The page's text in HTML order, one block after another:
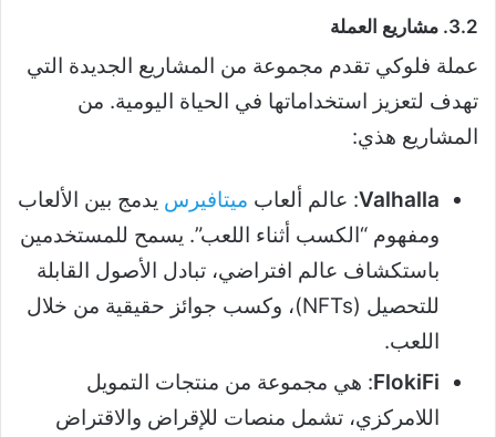
3.2. مشاريع العملة
عملة فلوكي تقدم مجموعة من المشاريع الجديدة التي
تهدف لتعزيز استخداماتها في الحياة اليومية. من
المشاريع هذي:
Valhalla: عالم ألعاب ميتافيرس يدمج بين الألعاب
ومفهوم “الكسب أثناء اللعب”. يسمح للمستخدمين
باستكشاف عالم افتراضي، تبادل الأصول القابلة
للتحصيل (NFTs)، وكسب جوائز حقيقية من خلال
اللعب.
FlokiFi: هي مجموعة من منتجات التمويل
اللامركزي، تشمل منصات للإقراض والاقتراض